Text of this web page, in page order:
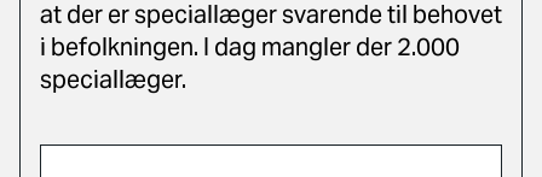
at der er speciallæger svarende til behovet
i befolkningen. I dag mangler der 2.000
speciallæger.